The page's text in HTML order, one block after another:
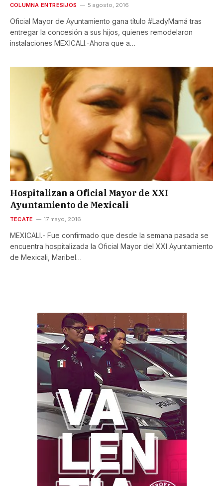
COLUMNA ENTRESIJOS 5 agosto, 2016
Oficial Mayor de Ayuntamiento gana título #LadyMamá tras
entregar la concesión a sus hijos, quienes remodelaron
instalaciones MEXICALI.-Ahora que a…
Hospitalizan a Oficial Mayor de XXI
Ayuntamiento de Mexicali
TECATE 17 mayo, 2016
MEXICALI.- Fue confirmado que desde la semana pasada se
encuentra hospitalizada la Oficial Mayor del XXI Ayuntamiento
de Mexicali, Maribel…